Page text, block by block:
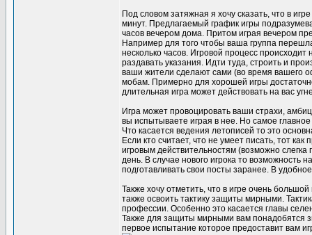
Под словом затяжная я хочу сказать, что в
минут. Предлагаемый график игры
часов вечером дома. Притом играя вечером
Например для того чтобы ваша группа
несколько часов. Игровой процесс происходит
раздавать указания. Идти туда, строить и
ваши жители сделают сами (во время вашего
мобам. Примерно для хорошей игры
длительная игра может действовать на вас
Игра может провоцировать ваши страхи,
вы испытываете играя в нее. Но самое
Что касается ведения летописей то это
Если кто считает, что не умеет писать, тот
игровым действительностям (возможно
день. В случае нового игрока то возможность
подготавливать свои посты заранее. В
Также хочу отметить, что в игре очень
также освоить тактику защиты мирными.
профессии. Особенно это касается главы
Также для защиты мирными вам понадобятся
первое испытание которое предоставит вам